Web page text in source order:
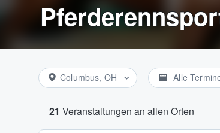
Columbus, OH Alle
21 Veranstaltungen an allen Orten